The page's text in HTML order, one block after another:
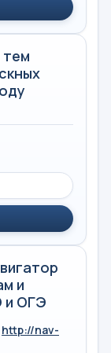
тем
и
и ОГЭ
http://nav-